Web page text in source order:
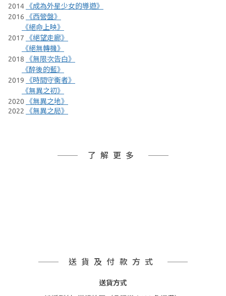
2014
《成為外星少女的導遊》
2016
《西營盤》
《絕命上映》
2017
《絕望走廊》
《絕無轉機》
2018
《無限次告白》
《醉後的藍》
2019
《時間守衡者》
《無異之初》
2020
《無異之地》
2022
《無異之局》
了解更多
送貨及付款方式
送貨方式